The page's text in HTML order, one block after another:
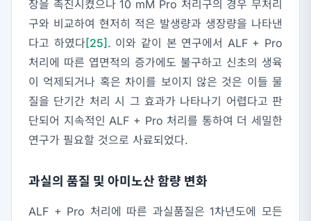
장을 촉진시켰으나 10 mM Pro 처리구의 경우 무처리
구와 비교하여 현저히 적은 발생량과 생장량을 나타낸
다고 하였다[25]. 이와 같이 본 연구에서 ALF + Pro
처리에 따른 엽면적의 증가에도 불구하고 신초의 생육
이 억제되거나 혹은 차이를 보이지 않은 것은 이들 물
질을 단기간 처리 시 그 효과가 나타나기 어렵다고 판
단되어 지속적인 ALF + Pro 처리를 통하여 더 세밀한
연구가 필요할 것으로 사료되었다.
과실의 품질 및 아미노산 함량 변화
ALF + Pro 처리에 따른 과실품질은 1차년도에 모든